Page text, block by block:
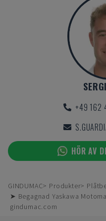
+49 162
HÖR AV
GINDUMAC Produkter
➤ Begagnad Yaskawa
gindumac.com